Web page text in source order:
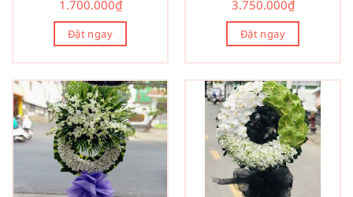
1.700.000₫
Đặt ngay
3.750.000₫
Đặt ngay